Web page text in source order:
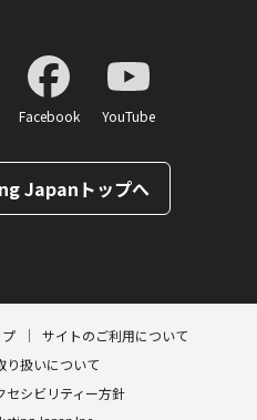
Facebook YouTube
Japanトップへ
サイトのご利用について
り扱いについて
セシビリティー方針